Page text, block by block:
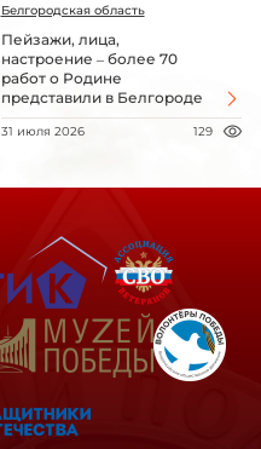
Белгородская область
Пейзажи, лица,
настроение – более 70
работ о Родине
представили в Белгороде
31 июля 2026 129